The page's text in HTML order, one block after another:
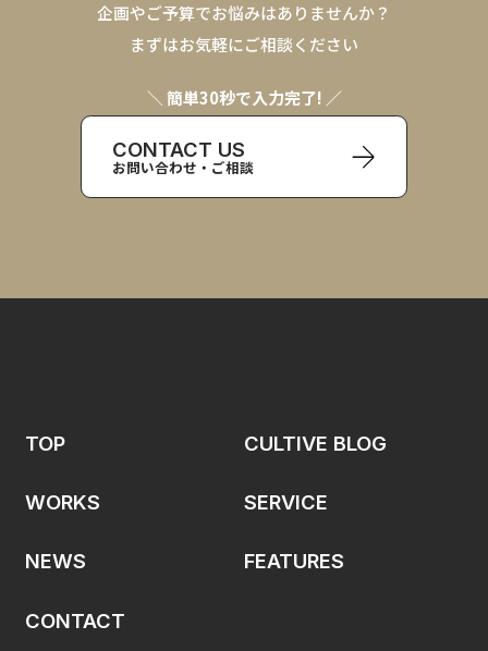
企画やご予算でお悩みはありませんか？
まずはお気軽にご相談ください
＼ 簡単30秒で入力完了! ／
CONTACT US
お問い合わせ・ご相談
TOP CULTIVE BLOG
WORKS SERVICE
NEWS FEATURES
CONTACT